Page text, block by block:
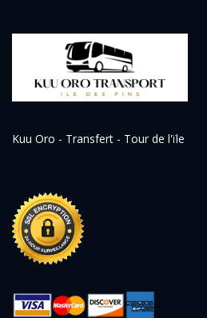
Kuu Oro - Transfert - Tour de l'ïle